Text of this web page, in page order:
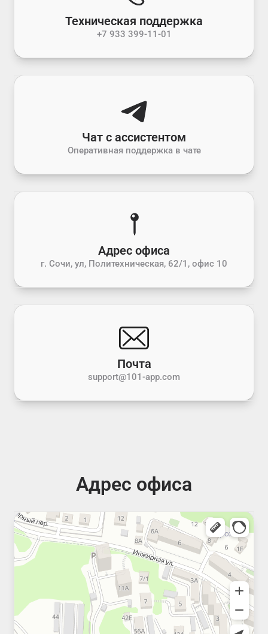
Техническая поддержка
+7 933 399-11-01
Чат с ассистентом
Оперативная поддержка в чате
Адрес офиса
г. Сочи, ул, Политехническая, 62/1, офис 10
Почта
support@101-app.com
Адрес офиса